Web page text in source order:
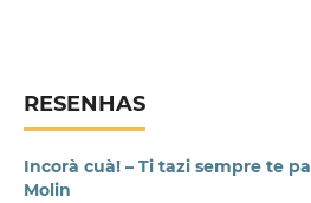
RESENHAS
Incorà cuà! – Ti tazi sempre te
Molin